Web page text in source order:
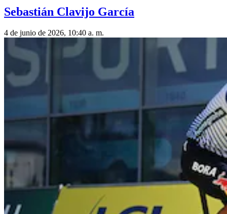
Sebastián Clavijo García
4 de junio de 2026, 10:40 a. m.